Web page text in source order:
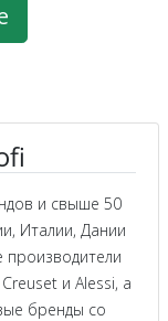
и свыше 50
Италии, Дании
и Alessi, а
бренды со